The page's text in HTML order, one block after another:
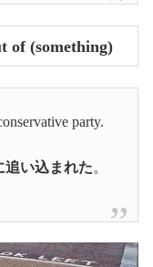
of (something)
party.
追い込まれた。